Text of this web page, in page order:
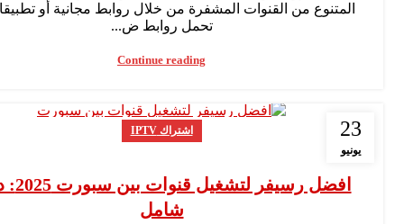
المتنوع من القنوات المشفرة من خلال روابط مجانية أو
تحمل روابط ض...
Continue reading
23
يونيو
اشتراك IPTV
افضل رسيفر
شامل